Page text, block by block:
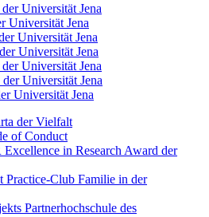
Universität Jena
Universität Jena
Universität Jena
Universität Jena
Universität Jena
Universität Jena
Universität Jena
der Vielfalt
of Conduct
in Research Award der
Practice-Club Familie in der
Partnerhochschule des